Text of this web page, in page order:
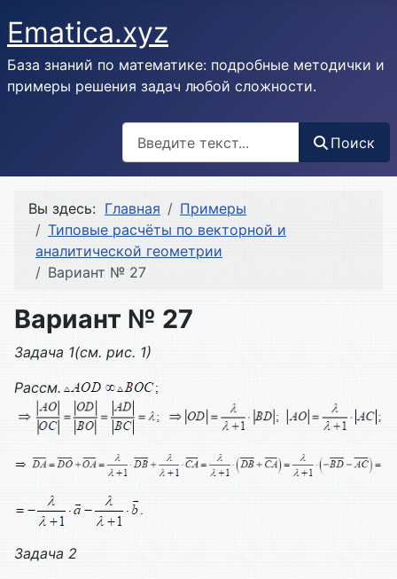
Ematica.xyz
База знаний по математике: подробные методички и
примеры решения задач любой сложности.
Поиск
Вы здесь: Главная
Примеры
Типовые расчёты по векторной и
аналитической геометрии
Вариант № 27
Вариант № 27
Задача 1(см. рис. 1)
Рассм.
Задача 2